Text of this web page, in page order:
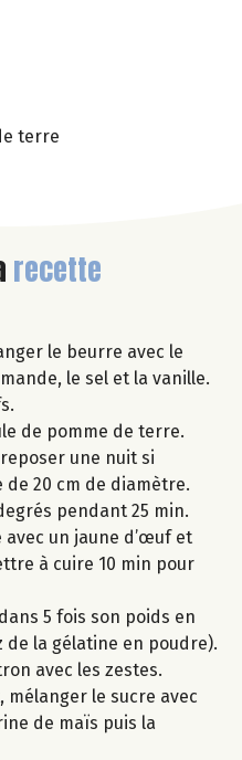
terre
recette
le beurre avec le
le sel et la vanille.
de pomme de terre.
une nuit si
de 20 cm de diamètre.
pendant 25 min.
un jaune d’œuf et
à cuire 10 min pour
5 fois son poids en
de la gélatine en poudre).
avec les zestes.
mélanger le sucre avec
de maïs puis la